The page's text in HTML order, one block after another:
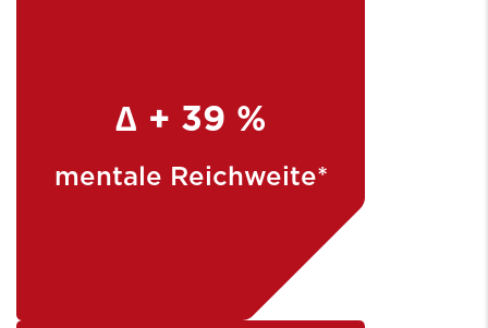
∆ + 39 %
mentale Reichweite*